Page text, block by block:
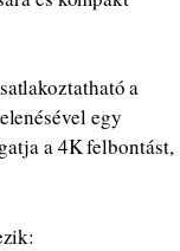
a
egy
a 4K felbontást,